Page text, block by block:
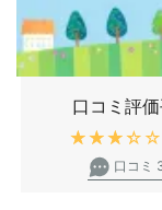
口コミ評
★★★★★
口コミ